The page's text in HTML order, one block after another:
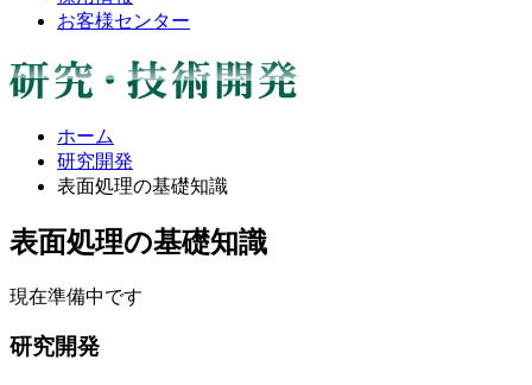
お客様センター
ホーム
研究開発
表面処理の基礎知識
表面処理の基礎知識
現在準備中です
研究開発